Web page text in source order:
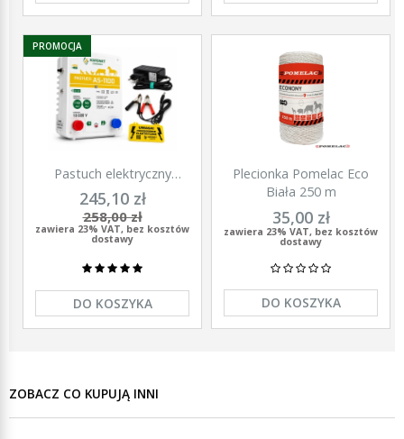
Pastuch elektryczny
polski elektryzator
uniwersalny Agronet AS-
1100 12V/230
245,10 zł
258,00 zł
zawiera 23% VAT, bez kosztów
dostawy
DO KOSZYKA
PROMOCJA
Plecionka Pomelac Eco
Biała 250 m
35,00 zł
zawiera 23% VAT, bez kosztów
dostawy
DO KOSZYKA
ZOBACZ CO KUPUJĄ INNI